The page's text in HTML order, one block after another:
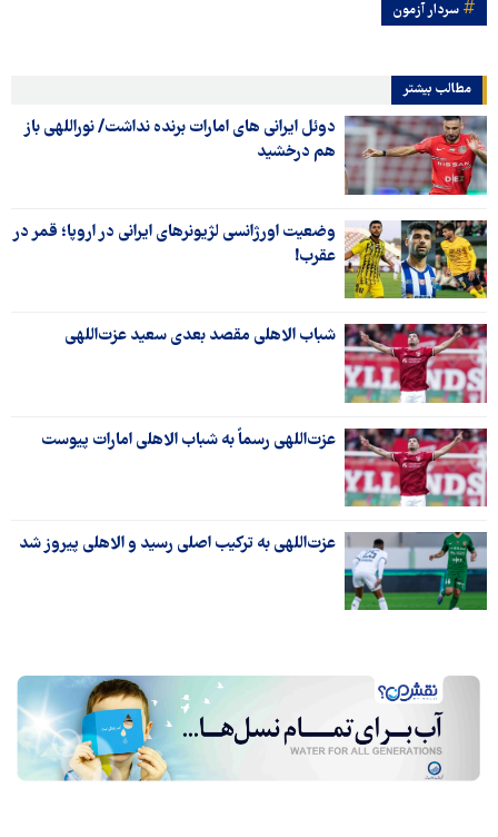
سردار آزمون
مطالب بیشتر
دوئل ایرانی های امارات برنده نداشت/ نوراللهی باز
هم درخشید
وضعیت اورژانسی لژیونرهای ایرانی در اروپا؛ قمر در
عقرب!
شباب الاهلی مقصد بعدی سعید عزت‌اللهی
عزت‌اللهی رسماً به شباب الاهلی امارات پیوست
عزت‌اللهی به ترکیب اصلی رسید و الاهلی پیروز شد